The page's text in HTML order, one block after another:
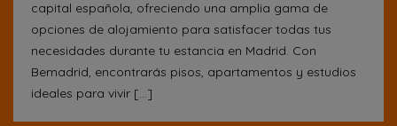
capital española, ofreciendo una amplia gama de
opciones de alojamiento para satisfacer todas tus
necesidades durante tu estancia en Madrid. Con
Bemadrid, encontrarás pisos, apartamentos y estudios
ideales para vivir […]